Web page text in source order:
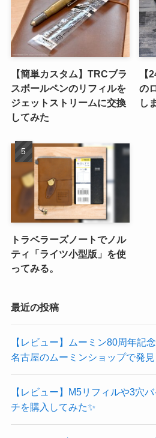
【簡単カスタム】TRCブラ
スボールペンのリフィルを
ジェットストリームに交換
してみた
【
の
し
トラベラーズノートでノル
ティ「ライツ小型版」を使
ってみる。
最近の投稿
【レビュー】ムーミン80周年記
名古屋のムーミンショップで発見
【レビュー】M5リフィルや3穴
チを購入してみた✨